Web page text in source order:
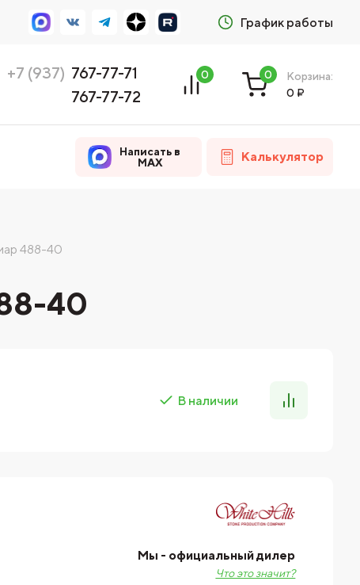
График работы
+7 (937) 767-77-71
767-77-72
0 0
Корзина:
0 ₽
Написать в
MAX
Калькулятор
488-40
40
В наличии
Мы - официальный дилер
Что это значит?